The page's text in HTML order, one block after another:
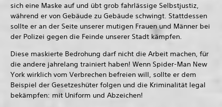
sich eine Maske auf und übt grob fahrlässige Selbstjustiz,
während er von Gebäude zu Gebäude schwingt. Stattdessen
sollte er an der Seite unserer mutigen Frauen und Männer bei
der Polizei gegen die Feinde unserer Stadt kämpfen.
Diese maskierte Bedrohung darf nicht die Arbeit machen, für
die andere jahrelang trainiert haben! Wenn Spider-Man New
York wirklich vom Verbrechen befreien will, sollte er dem
Beispiel der Gesetzeshüter folgen und die Kriminalität legal
bekämpfen: mit Uniform und Abzeichen!